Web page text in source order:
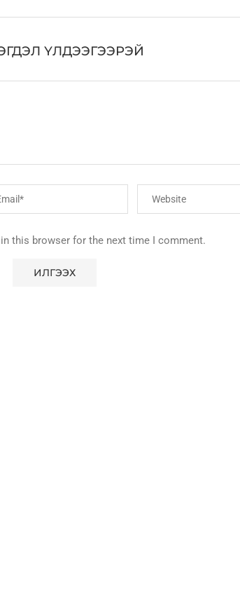
ҮЛДЭЭГЭЭРЭЙ
this browser for the next time I comment.